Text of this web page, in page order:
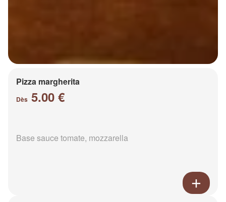
Pizza margherita
Dès 5.00 €
Base sauce tomate, mozzarella